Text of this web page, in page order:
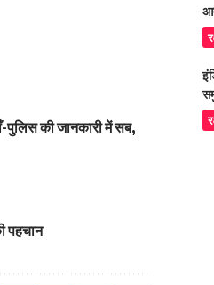
पुलिस की जानकारी में सब,
पहचान